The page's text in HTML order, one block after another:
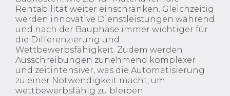
Rentabilität weiter einschränken. Gleichzeitig
werden innovative Dienstleistungen während
und nach der Bauphase immer wichtiger für
die Differenzierung und
Wettbewerbsfähigkeit. Zudem werden
Ausschreibungen zunehmend komplexer
und zeitintensiver, was die Automatisierung
zu einer Notwendigkeit macht, um
wettbewerbsfähig zu bleiben.